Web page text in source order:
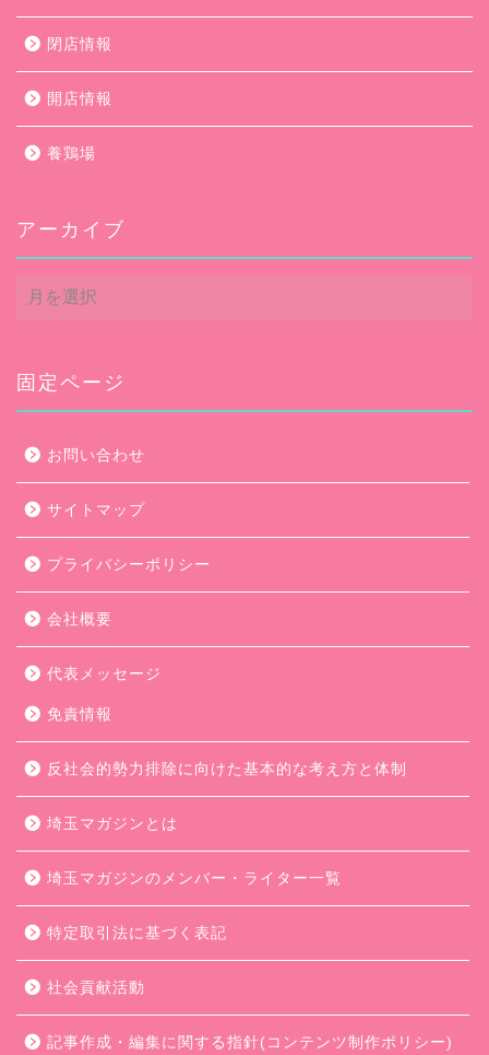
閉店情報
開店情報
養鶏場
アーカイブ
ア
ー
ブ
固定ページ
お問い合わせ
サイトマップ
プライバシーポリシー
会社概要
代表メッセージ
免責情報
反社会的勢力排除に向けた基本的な考え方と体制
埼玉マガジンとは
埼玉マガジンのメンバー・ライター一覧
特定取引法に基づく表記
社会貢献活動
記事作成・編集に関する指針(コンテンツ制作ポリシー)